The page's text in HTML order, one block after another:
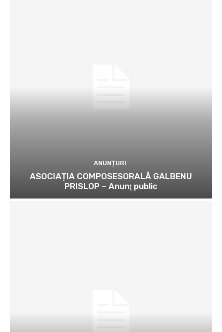
ANUNȚURI
ASOCIAȚIA COMPOSESORALĂ GALBENU
PRISLOP – Anunţ public